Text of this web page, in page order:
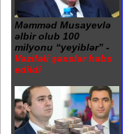
Məmməd Musayevlə
əlbir olub 100
milyonu “yeyiblər” -
Vəzifəli şəxslər həbs
edildi